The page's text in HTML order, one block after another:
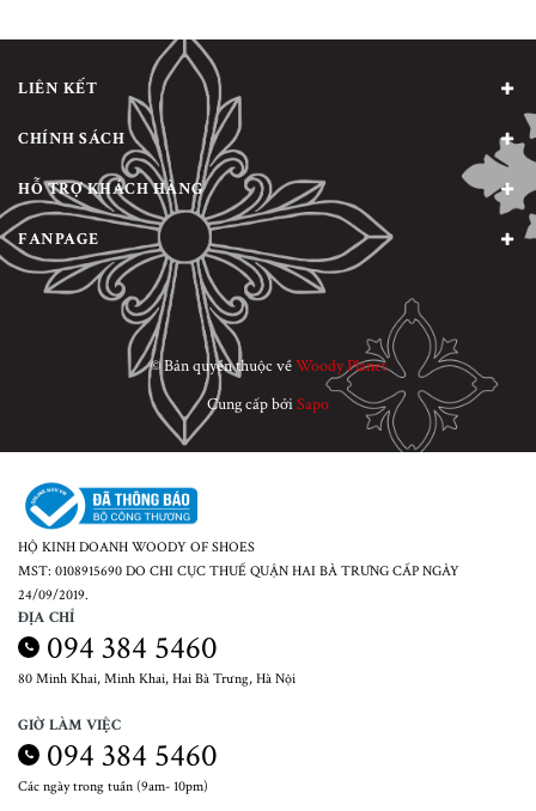
LIÊN KẾT
CHÍNH SÁCH
HỖ TRỢ KHÁCH HÀNG
FANPAGE
© Bản quyền thuộc vềWoody Planet
Cung cấp bởiSapo
HỘ KINH DOANH WOODY OF SHOES
MST: 0108915690 DO CHI CỤC THUẾ QUẬN HAI BÀ TRƯNG CẤP NGÀY
24/09/2019.
ĐỊA CHỈ
094 384 5460
80 Minh Khai, Minh Khai, Hai Bà Trưng, Hà Nội
GIỜ LÀM VIỆC
094 384 5460
Các ngày trong tuần (9am- 10pm)